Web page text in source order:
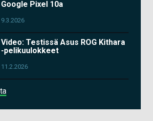
Google Pixel 10a
9.3.2026
Video: Testissä Asus ROG Kithara
-pelikuulokkeet
11.2.2026